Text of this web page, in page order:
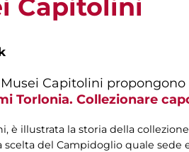
Capitolini
Musei Capitolini
Torlonia. Collezionare
è illustrata la storia della
del Campidoglio quale sede